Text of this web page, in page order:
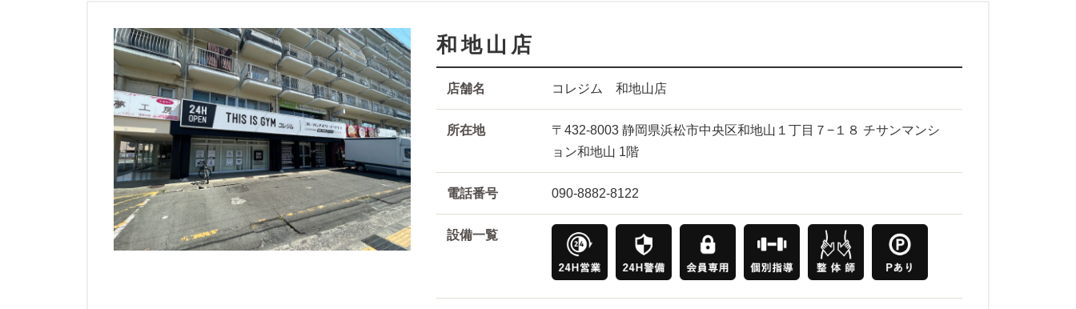
和地山店
店舗名 コレジム 和地山店
所在地
〒432-8003 静岡県浜松市中央区和地山１丁目７−１８ チサンマンシ
ョン和地山 1階
電話番号 090-8882-8122
設備一覧